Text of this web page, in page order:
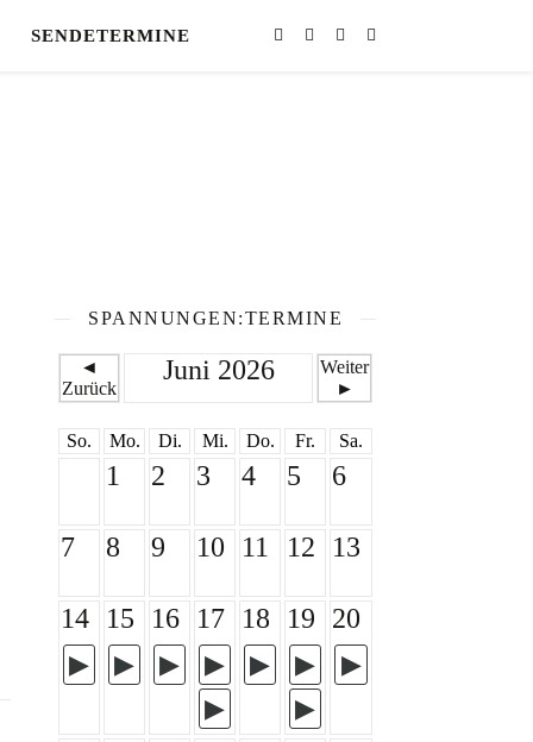
SENDETERMINE
SPANNUNGEN:TERMINE
◄
Zurück
Juni 2026
Weiter
►
So. Mo. Di. Mi. Do. Fr. Sa.
1 2 3 4 5 6
7 8 9 10 11 12 13
14 15 16 17 18 19 20